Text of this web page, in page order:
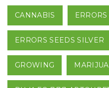
CANNABIS
ERRORS SEEDS SILVER
GROWING